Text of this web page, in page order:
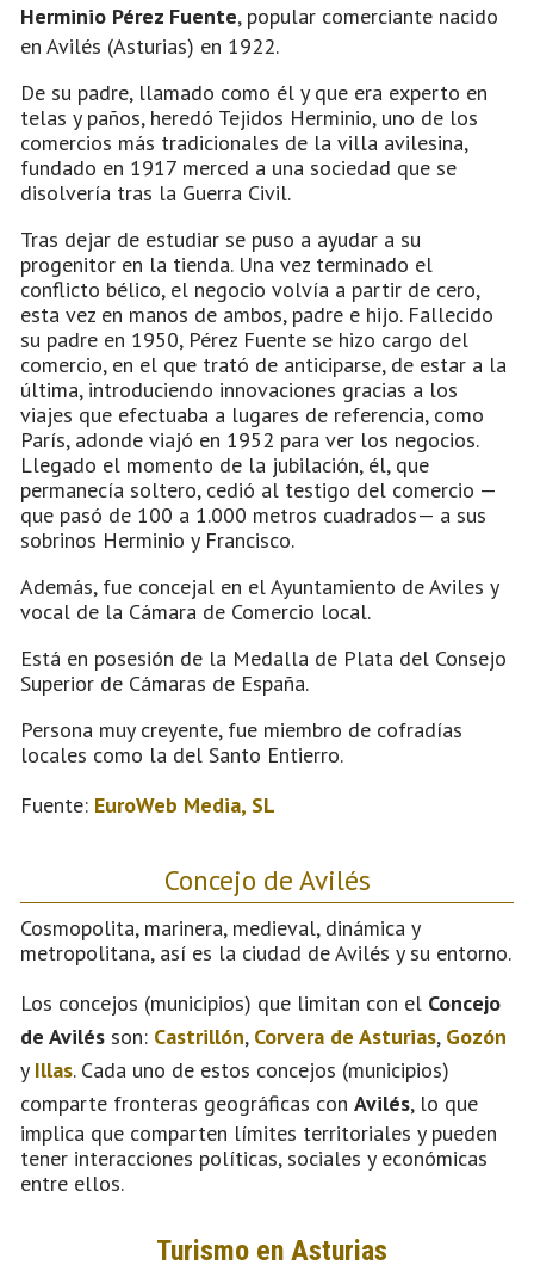
Herminio Pérez Fuente, popular comerciante nacido
en Avilés (Asturias) en 1922.
De su padre, llamado como él y que era experto en
telas y paños, heredó Tejidos Herminio, uno de los
comercios más tradicionales de la villa avilesina,
fundado en 1917 merced a una sociedad que se
disolvería tras la Guerra Civil.
Tras dejar de estudiar se puso a ayudar a su
progenitor en la tienda. Una vez terminado el
conflicto bélico, el negocio volvía a partir de cero,
esta vez en manos de ambos, padre e hijo. Fallecido
su padre en 1950, Pérez Fuente se hizo cargo del
comercio, en el que trató de anticiparse, de estar a la
última, introduciendo innovaciones gracias a los
viajes que efectuaba a lugares de referencia, como
París, adonde viajó en 1952 para ver los negocios.
Llegado el momento de la jubilación, él, que
permanecía soltero, cedió al testigo del comercio —
que pasó de 100 a 1.000 metros cuadrados— a sus
sobrinos Herminio y Francisco.
Además, fue concejal en el Ayuntamiento de Aviles y
vocal de la Cámara de Comercio local.
Está en posesión de la Medalla de Plata del Consejo
Superior de Cámaras de España.
Persona muy creyente, fue miembro de cofradías
locales como la del Santo Entierro.
Fuente: EuroWeb Media, SL
Concejo de Avilés
Cosmopolita, marinera, medieval, dinámica y
metropolitana, así es la ciudad de Avilés y su entorno.
Los concejos (municipios) que limitan con el Concejo
de Avilés son: Castrillón, Corvera de Asturias, Gozón
y Illas. Cada uno de estos concejos (municipios)
comparte fronteras geográficas con Avilés, lo que
implica que comparten límites territoriales y pueden
tener interacciones políticas, sociales y económicas
entre ellos.